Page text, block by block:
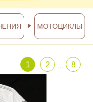
Мудрого, 68
НАЙТИ
САЙТА
МОТОЦИКЛЫ
1 2 8